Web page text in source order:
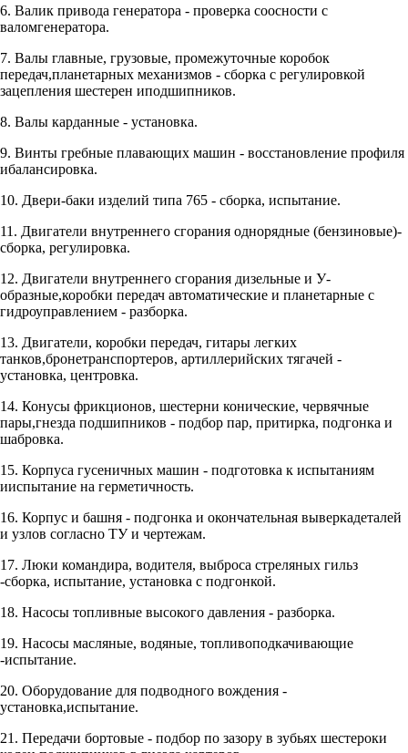
6. Валик привода генератора - проверка соосности с
валомгенератора.
7. Валы главные, грузовые, промежуточные коробок
передач,планетарных механизмов - сборка с регулировкой
зацепления шестерен иподшипников.
8. Валы карданные - установка.
9. Винты гребные плавающих машин - восстановление профиля
ибалансировка.
10. Двери-баки изделий типа 765 - сборка, испытание.
11. Двигатели внутреннего сгорания однорядные (бензиновые)-
сборка, регулировка.
12. Двигатели внутреннего сгорания дизельные и У-
образные,коробки передач автоматические и планетарные с
гидроуправлением - разборка.
13. Двигатели, коробки передач, гитары легких
танков,бронетранспортеров, артиллерийских тягачей -
установка, центровка.
14. Конусы фрикционов, шестерни конические, червячные
пары,гнезда подшипников - подбор пар, притирка, подгонка и
шабровка.
15. Корпуса гусеничных машин - подготовка к испытаниям
ииспытание на герметичность.
16. Корпус и башня - подгонка и окончательная выверкадеталей
и узлов согласно ТУ и чертежам.
17. Люки командира, водителя, выброса стреляных гильз
-сборка, испытание, установка с подгонкой.
18. Насосы топливные высокого давления - разборка.
19. Насосы масляные, водяные, топливоподкачивающие
-испытание.
20. Оборудование для подводного вождения -
установка,испытание.
21. Передачи бортовые - подбор по зазору в зубьях шестероки